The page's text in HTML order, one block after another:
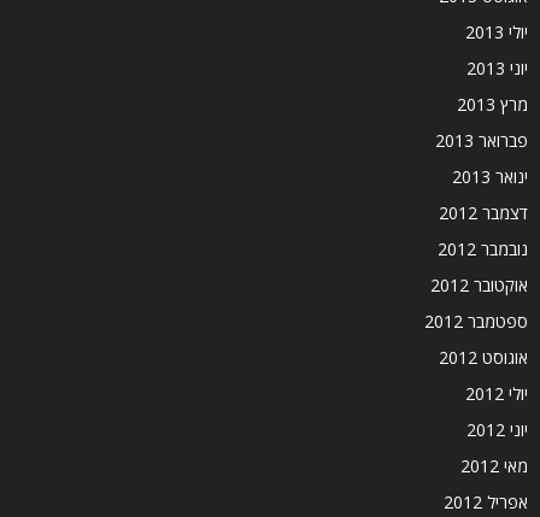
יולי 2013
יוני 2013
מרץ 2013
פברואר 2013
ינואר 2013
דצמבר 2012
נובמבר 2012
אוקטובר 2012
ספטמבר 2012
אוגוסט 2012
יולי 2012
יוני 2012
מאי 2012
אפריל 2012